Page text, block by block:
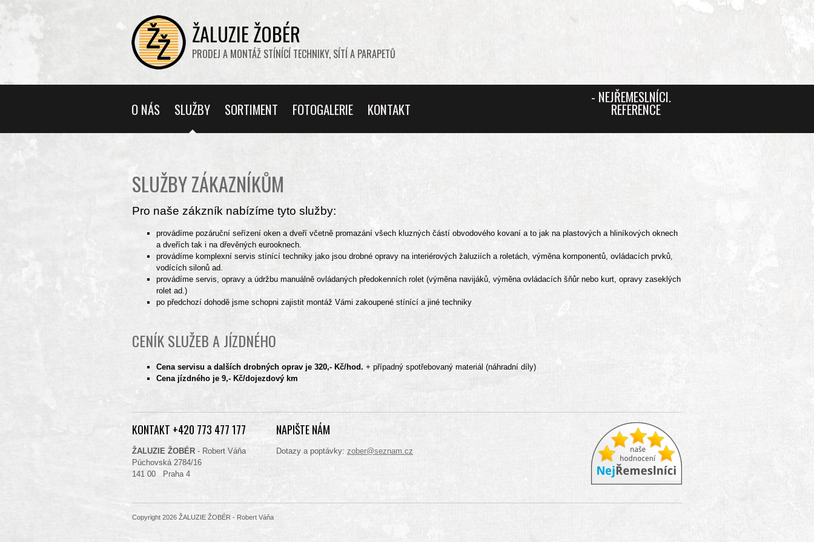
ŽALUZIE ŽOBÉR
PRODEJ A MONTÁŽ STÍNÍCÍ TECHNIKY, SÍTÍ A PARAPETŮ
O NÁS SLUŽBY SORTIMENT FOTOGALERIE KONTAKT
- NEJŘEMESLNÍCI.
REFERENCE
SLUŽBY ZÁKAZNÍKŮM
Pro naše zákzník nabízíme tyto služby:
provádíme pozáruční seřízení oken a dveří včetně promazání všech kluzných částí obvodového kovaní a to jak na plastových a hliníkových oknech
a dveřích tak i na dřevěných eurooknech.
provádíme komplexní servis stínící techniky jako jsou drobné opravy na interiérových žaluziích a roletách, výměna komponentů, ovládacích prvků,
vodících silonů ad.
provádíme servis, opravy a údržbu manuálně ovládaných předokenních rolet (výměna navijáků, výměna ovládacích šňůr nebo kurt, opravy zaseklých
rolet ad.)
po předchozí dohodě jsme schopni zajistit montáž Vámi zakoupené stínící a jiné techniky
CENÍK SLUŽEB A JÍZDNÉHO
Cena servisu a dalších drobných oprav je 320,- Kč/hod. + případný spotřebovaný materiál (náhradní díly)
Cena jízdného je 9,- Kč/dojezdový km
KONTAKT +420 773 477 177
ŽALUZIE ŽOBÉR - Robert Váňa
Púchovská 2784/16
141 00 Praha 4
NAPIŠTE NÁM
Dotazy a poptávky: zober@seznam.cz
Copyright 2026 ŽALUZIE ŽOBÉR - Robert Váňa